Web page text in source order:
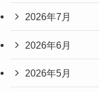
2026年7月
2026年6月
2026年5月